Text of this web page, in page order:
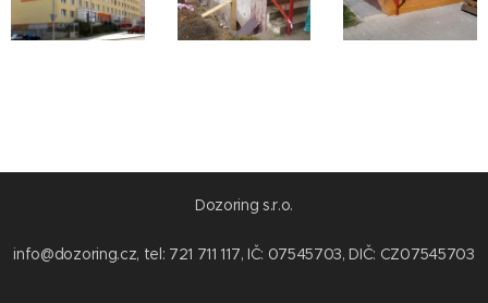
Dozoring s.r.o.
info@dozoring.cz, tel: 721 711 117, IČ: 07545703, DIČ: CZ07545703